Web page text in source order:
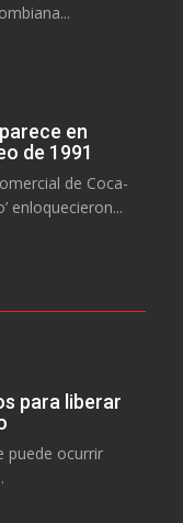
en
de 1991
de Coca-
enloquecieron...
para liberar
puede ocurrir